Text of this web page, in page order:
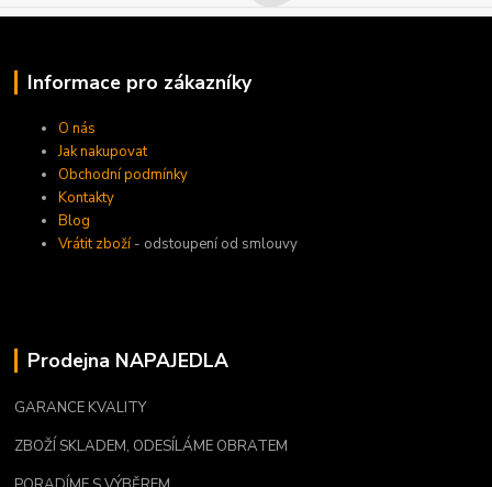
Informace pro zákazníky
O nás
Jak nakupovat
Obchodní podmínky
Kontakty
Blog
Vrátit zboží - odstoupení od smlouvy
Prodejna NAPAJEDLA
GARANCE KVALITY
ZBOŽÍ SKLADEM, ODESÍLÁME OBRATEM